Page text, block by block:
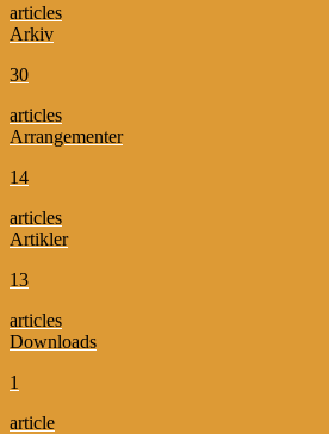
articles
Arkiv
30
articles
Arrangementer
14
articles
Artikler
13
articles
Downloads
1
article